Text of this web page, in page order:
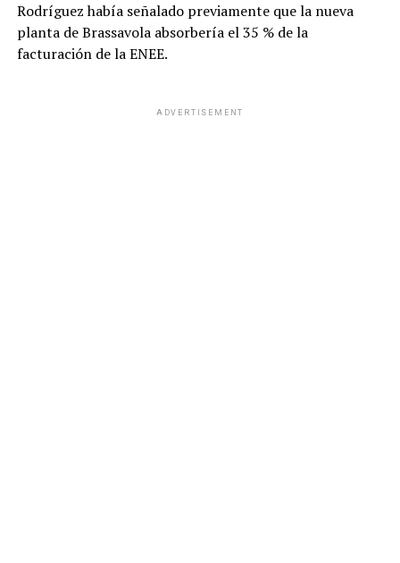
Rodríguez había señalado previamente que la nueva
planta de Brassavola absorbería el 35 % de la
facturación de la ENEE.
ADVERTISEMENT